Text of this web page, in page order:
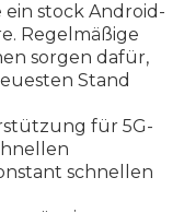
ein stock And roid -
e. Rege mäßige
en sorgen dafür,
euesten Stand
stützung für 5G-
hne en
nstant schne en